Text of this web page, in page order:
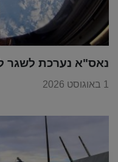
נאס"א נערכת לשגר
1 באוגוסט 2026